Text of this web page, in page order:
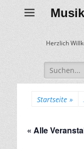
Herzlich
Suche
für:
Startseite »
« Alle